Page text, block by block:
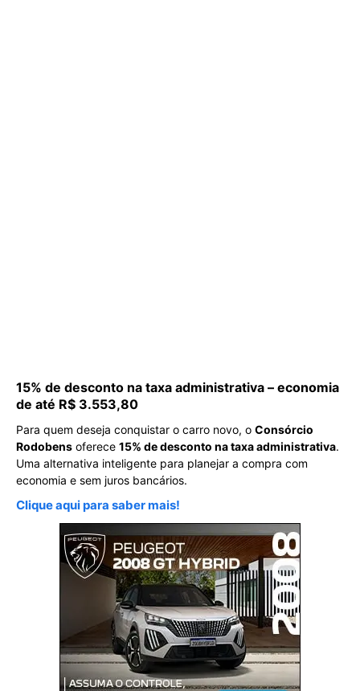
15% de desconto na taxa administrativa – economia
de até R$ 3.553,80
Para quem deseja conquistar o carro novo, o Consórcio
Rodobens oferece 15% de desconto na taxa administrativa.
Uma alternativa inteligente para planejar a compra com
economia e sem juros bancários.
Clique aqui para saber mais!